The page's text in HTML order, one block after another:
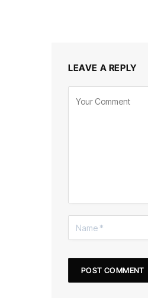
LEAVE A REPLY